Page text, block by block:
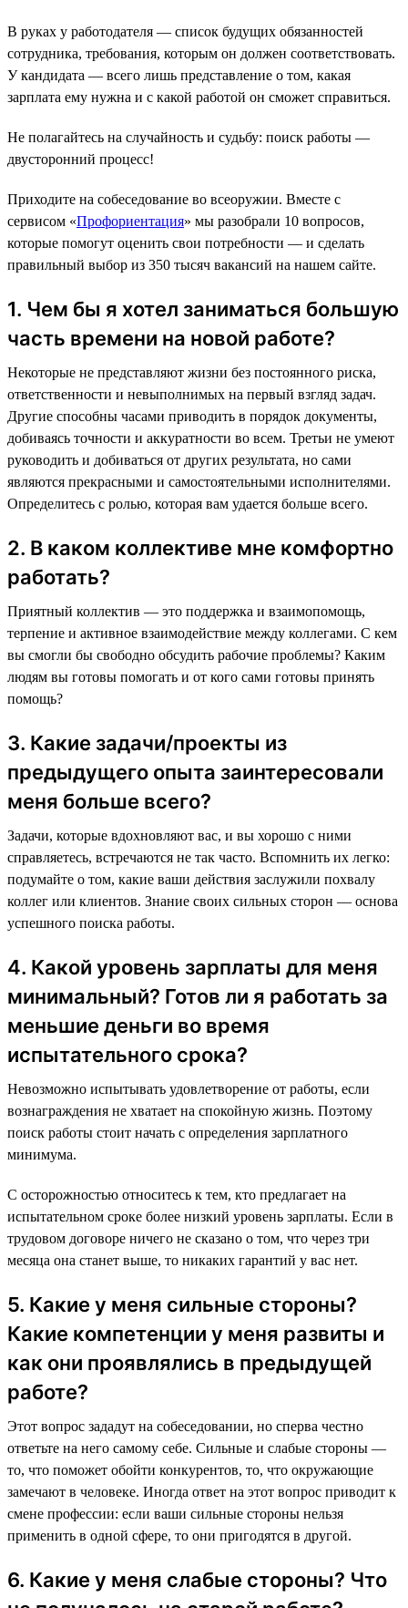
В руках у работодателя — список будущих обязанностей
сотрудника, требования, которым он должен соответствовать.
У кандидата — всего лишь представление о том, какая
зарплата ему нужна и с какой работой он сможет справиться.
Не полагайтесь на случайность и судьбу: поиск работы —
двусторонний процесс!
Приходите на собеседование во всеоружии. Вместе с
сервисом «Профориентация» мы разобрали 10 вопросов,
которые помогут оценить свои потребности — и сделать
правильный выбор из 350 тысяч вакансий на нашем сайте.
1. Чем бы я хотел заниматься большую
часть времени на новой работе?
Некоторые не представляют жизни без постоянного риска,
ответственности и невыполнимых на первый взгляд задач.
Другие способны часами приводить в порядок документы,
добиваясь точности и аккуратности во всем. Третьи не умеют
руководить и добиваться от других результата, но сами
являются прекрасными и самостоятельными исполнителями.
Определитесь с ролью, которая вам удается больше всего.
2. В каком коллективе мне комфортно
работать?
Приятный коллектив — это поддержка и взаимопомощь,
терпение и активное взаимодействие между коллегами. С кем
вы смогли бы свободно обсудить рабочие проблемы? Каким
людям вы готовы помогать и от кого сами готовы принять
помощь?
3. Какие задачи/проекты из
предыдущего опыта заинтересовали
меня больше всего?
Задачи, которые вдохновляют вас, и вы хорошо с ними
справляетесь, встречаются не так часто. Вспомнить их легко:
подумайте о том, какие ваши действия заслужили похвалу
коллег или клиентов. Знание своих сильных сторон — основа
успешного поиска работы.
4. Какой уровень зарплаты для меня
минимальный? Готов ли я работать за
меньшие деньги во время
испытательного срока?
Невозможно испытывать удовлетворение от работы, если
вознаграждения не хватает на спокойную жизнь. Поэтому
поиск работы стоит начать с определения зарплатного
минимума.
С осторожностью относитесь к тем, кто предлагает на
испытательном сроке более низкий уровень зарплаты. Если в
трудовом договоре ничего не сказано о том, что через три
месяца она станет выше, то никаких гарантий у вас нет.
5. Какие у меня сильные стороны?
Какие компетенции у меня развиты и
как они проявлялись в предыдущей
работе?
Этот вопрос зададут на собеседовании, но сперва честно
ответьте на него самому себе. Сильные и слабые стороны —
то, что поможет обойти конкурентов, то, что окружающие
замечают в человеке. Иногда ответ на этот вопрос приводит к
смене профессии: если ваши сильные стороны нельзя
применить в одной сфере, то они пригодятся в другой.
6. Какие у меня слабые стороны? Что